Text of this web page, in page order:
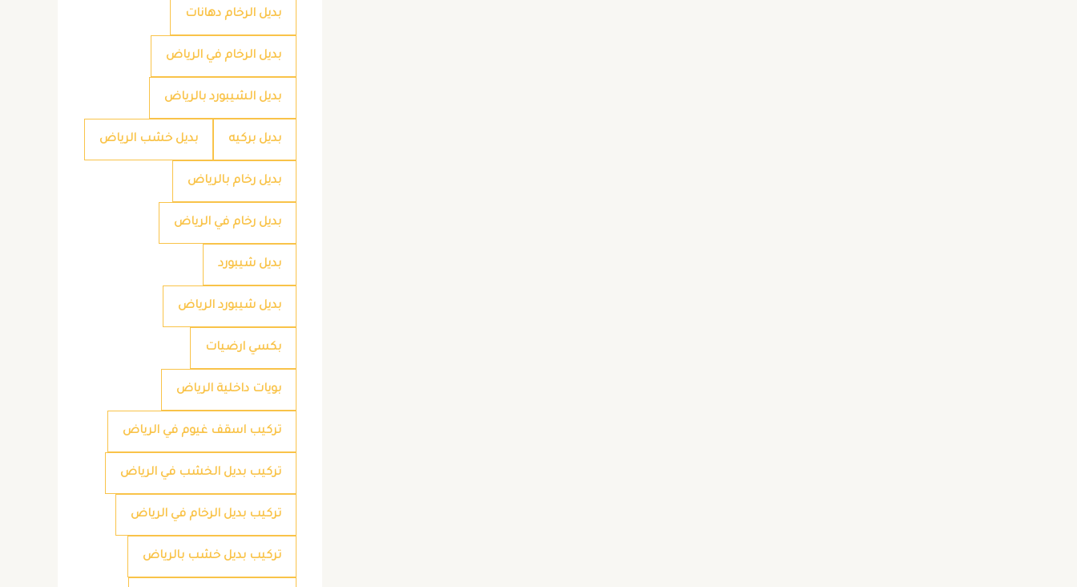
بديل الرخام دهانات
بديل الرخام في الرياض
بديل الشيبورد بالرياض
بديل بركيه بديل خشب الرياض
بديل رخام بالرياض
بديل رخام في الرياض
بديل شيبورد
بديل شيبورد الرياض
بكسي ارضيات
بويات داخلية الرياض
تركيب اسقف غيوم في الرياض
تركيب بديل الخشب في الرياض
تركيب بديل الرخام في الرياض
تركيب بديل خشب بالرياض